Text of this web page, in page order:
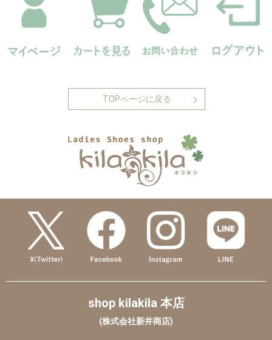
TOPページに戻る
shop kilakila 本店
(株式会社新井商店)